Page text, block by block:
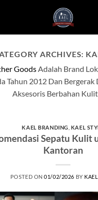
ARCHIVES:
GoodsAdalah Brand
Tahun 2012 Dan
Aksesoris Berbahan
KAEL BRANDING KAEL
Sepatu Kulit
Kantoran
POSTED ON01/02/2026 BY